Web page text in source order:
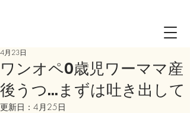
ワンオペ0歳児ワーママ産
後うつ…まずは吐き出して
4月23日
更新日： 4月25日